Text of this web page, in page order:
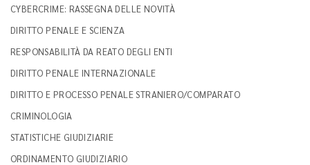
CYBERCRIME: RASSEGNA DELLE NOVITÀ
DIRITTO PENALE E SCIENZA
RESPONSABILITÀ DA REATO DEGLI ENTI
DIRITTO PENALE INTERNAZIONALE
DIRITTO E PROCESSO PENALE STRANIERO/COMPARATO
CRIMINOLOGIA
STATISTICHE GIUDIZIARIE
ORDINAMENTO GIUDIZIARIO